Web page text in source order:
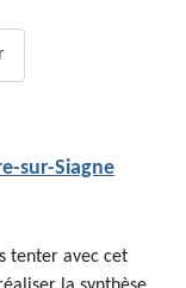
sur-Siagne
tenter avec cet